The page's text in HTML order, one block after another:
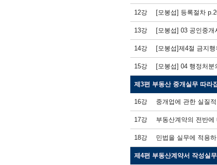
12강 [모봉섭] 등록절차
13강 [모봉섭] 03 공인중
14강 [모봉섭]제4절 금지
15강 [모봉섭] 04 행정처
제3편 부동산 중개실무 따라
16강 중개업에 관한 실질
17강 부동산계약의 전반
18강 민법을 실무에 적용
제4편 부동산계약서 작성실